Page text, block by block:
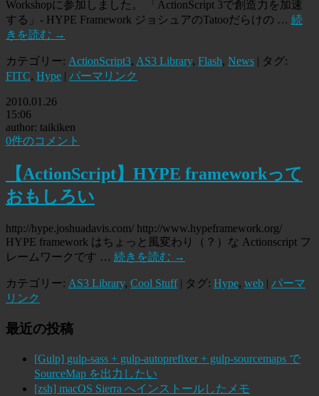
Workshopに参加しました。 「ActionScript 3で創造力を加速
する」- HYPE Framework ジョシュアのTatooだらけの … 続
きを読む →
カテゴリー: ActionScript3, AS3 Library, Flash, News | タグ:
FITC, Hype | パーマリンク
2010.01.26
15:06
author: taikiken
0件のコメント
【ActionScript】HYPE frameworkって
おもしろい
http://hype.joshuadavis.com/ http://www.hypeframework.org/
HYPE framework はちょっと風変わり（？）な Actionscript フ
レームワークです … 続きを読む →
カテゴリー: AS3 Library, Cool Stuff| タグ: Hype, web | パーマ
リンク
最近の投稿
[Gulp] gulp-sass + gulp-autoprefixer + gulp-sourcemaps で
SourceMap を出力したい
[zsh] macOS Sierra へインストールしたメモ